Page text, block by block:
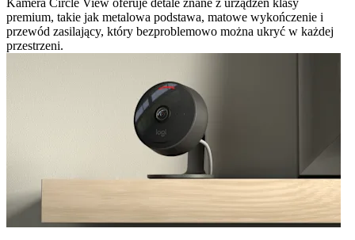
Kamera Circle View oferuje detale znane z urządzeń klasy
premium, takie jak metalowa podstawa, matowe wykończenie i
przewód zasilający, który bezproblemowo można ukryć w każdej
przestrzeni.